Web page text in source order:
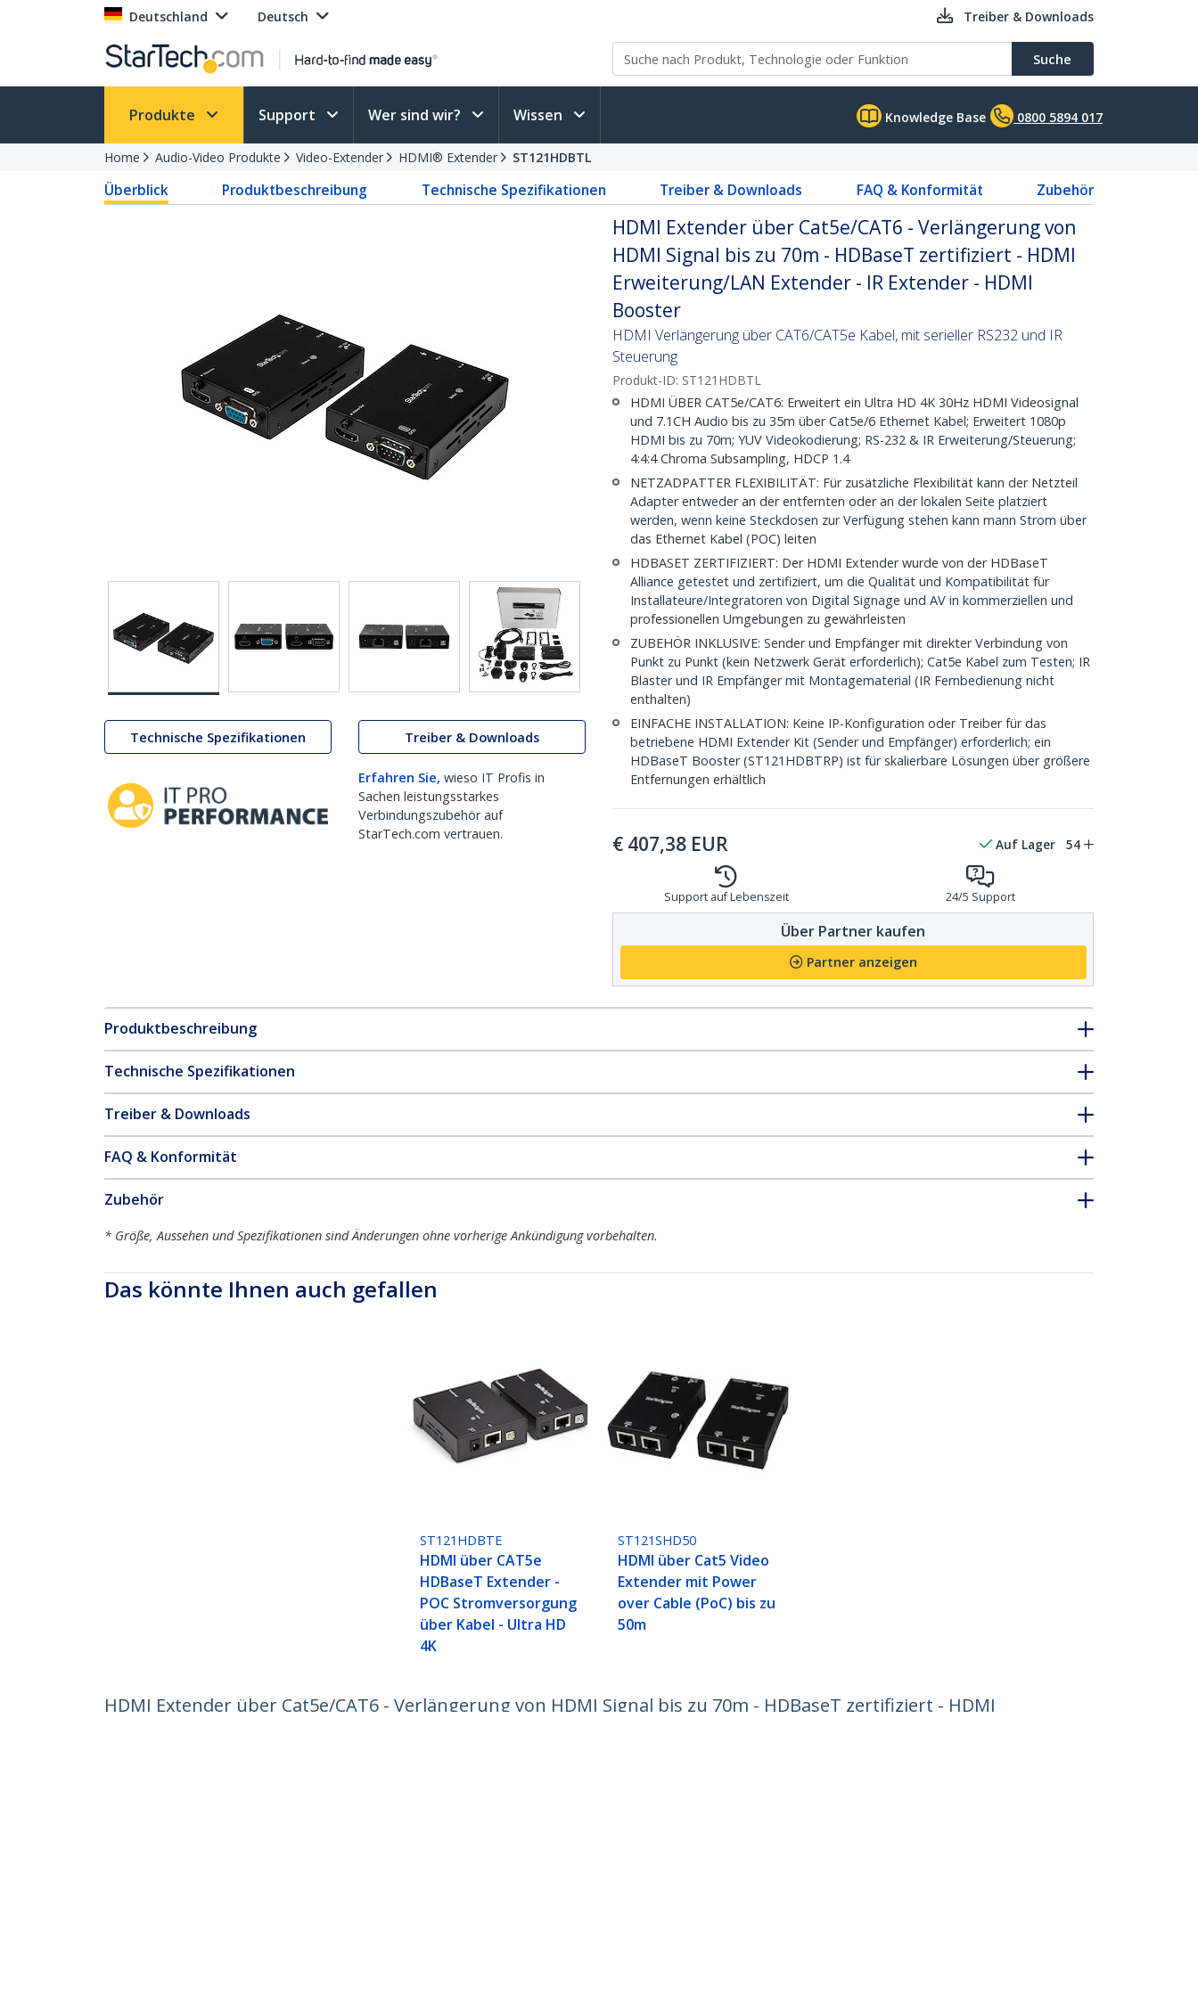
Deutschland Deutsch Treiber & Downloads
Suche
Produkte Support Wer sind wir? Wissen Knowledge Base 0800 5894 017
Home Audio-Video Produkte Video-Extender HDMI® Extender ST121HDBTL
Überblick Produktbeschreibung Technische Spezifikationen Treiber & Downloads FAQ & Konformität Zubehör
Technische Spezifikationen Treiber & Downloads
Erfahren Sie, wieso IT Profis in
Sachen leistungsstarkes
Verbindungszubehör auf
StarTech.com vertrauen.
HDMI Extender über Cat5e/CAT6 - Verlängerung von
HDMI Signal bis zu 70m - HDBaseT zertifiziert - HDMI
Erweiterung/LAN Extender - IR Extender - HDMI
Booster
HDMI Verlängerung über CAT6/CAT5e Kabel, mit serieller RS232 und IR
Steuerung
Produkt-ID: ST121HDBTL
HDMI ÜBER CAT5e/CAT6: Erweitert ein Ultra HD 4K 30Hz HDMI Videosignal
und 7.1CH Audio bis zu 35m über Cat5e/6 Ethernet Kabel; Erweitert 1080p
HDMI bis zu 70m; YUV Videokodierung; RS-232 & IR Erweiterung/Steuerung;
4:4:4 Chroma Subsampling, HDCP 1.4
NETZADPATTER FLEXIBILITÄT: Für zusätzliche Flexibilität kann der Netzteil
Adapter entweder an der entfernten oder an der lokalen Seite platziert
werden, wenn keine Steckdosen zur Verfügung stehen kann mann Strom über
das Ethernet Kabel (POC) leiten
HDBASET ZERTIFIZIERT: Der HDMI Extender wurde von der HDBaseT
Alliance getestet und zertifiziert, um die Qualität und Kompatibilität für
Installateure/Integratoren von Digital Signage und AV in kommerziellen und
professionellen Umgebungen zu gewährleisten
ZUBEHÖR INKLUSIVE: Sender und Empfänger mit direkter Verbindung von
Punkt zu Punkt (kein Netzwerk Gerät erforderlich); Cat5e Kabel zum Testen; IR
Blaster und IR Empfänger mit Montagematerial (IR Fernbedienung nicht
enthalten)
EINFACHE INSTALLATION: Keine IP-Konfiguration oder Treiber für das
betriebene HDMI Extender Kit (Sender und Empfänger) erforderlich; ein
HDBaseT Booster (ST121HDBTRP) ist für skalierbare Lösungen über größere
Entfernungen erhältlich
€ 407,38 EUR Auf Lager 54
Support auf Lebenszeit 24/5 Support
Über Partner kaufen
Partner anzeigen
Produktbeschreibung
Technische Spezifikationen
Treiber & Downloads
FAQ & Konformität
Zubehör
* Größe, Aussehen und Spezifikationen sind Änderungen ohne vorherige Ankündigung vorbehalten.
Das könnte Ihnen auch gefallen
ST121HDBTE
HDMI über CAT5e
HDBaseT Extender -
POC Stromversorgung
über Kabel - Ultra HD
4K
ST121SHD50
HDMI über Cat5 Video
Extender mit Power
over Cable (PoC) bis zu
50m
HDMI Extender über Cat5e/CAT6 - Verlängerung von HDMI Signal bis zu 70m - HDBaseT zertifiziert - HDMI